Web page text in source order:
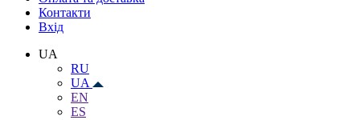
Контакти
Вхiд
UA
RU
UA
EN
ES